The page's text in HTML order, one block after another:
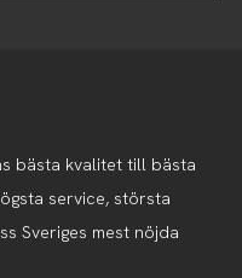
bästa kvalitet till bästa
service, största
Sveriges mest nöjda